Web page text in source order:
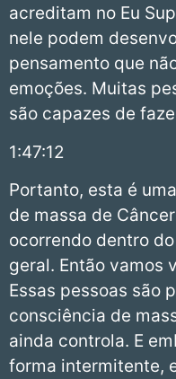
acreditam no Eu
nele podem
pensamento que
emoções. Muitas
são capazes de
1:47:12
Portanto, esta é
de massa de
ocorrendo dentro
geral. Então vamos
Essas pessoas são
consciência de
ainda controla. E
forma intermitente,